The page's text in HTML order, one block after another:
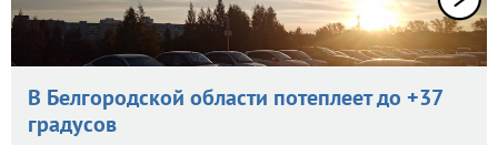
В Белгородской области потеплеет до +37
градусов